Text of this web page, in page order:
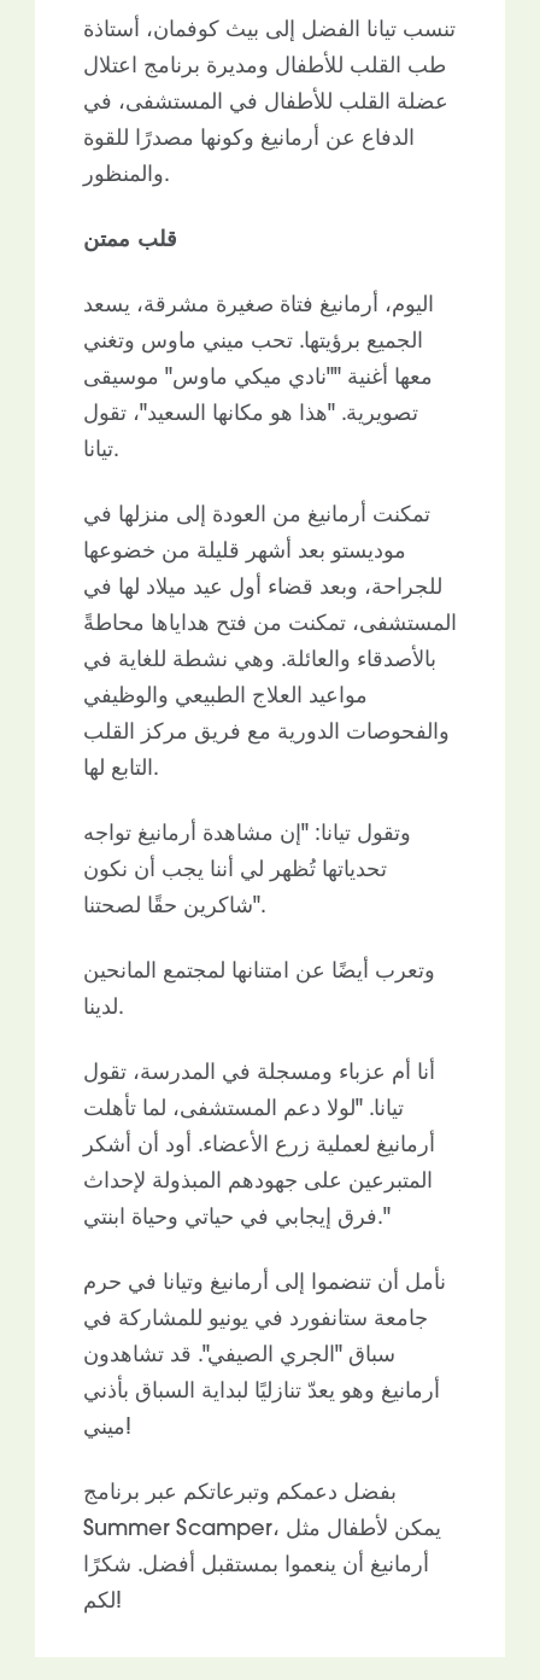
تنسب تيانا الفضل إلى بيث كوفمان، أستاذة
طب القلب للأطفال ومديرة برنامج اعتلال
عضلة القلب للأطفال في المستشفى، في
الدفاع عن أرمانيغ وكونها مصدرًا للقوة
والمنظور.
قلب ممتن
اليوم، أرمانيغ فتاة صغيرة مشرقة، يسعد
الجميع برؤيتها. تحب ميني ماوس وتغني
معها أغنية ""نادي ميكي ماوس" موسيقى
تصويرية. "هذا هو مكانها السعيد"، تقول
تيانا.
تمكنت أرمانيغ من العودة إلى منزلها في
موديستو بعد أشهر قليلة من خضوعها
للجراحة، وبعد قضاء أول عيد ميلاد لها في
المستشفى، تمكنت من فتح هداياها محاطةً
بالأصدقاء والعائلة. وهي نشطة للغاية في
مواعيد العلاج الطبيعي والوظيفي
والفحوصات الدورية مع فريق مركز القلب
التابع لها.
وتقول تيانا: "إن مشاهدة أرمانيغ تواجه
تحدياتها تُظهر لي أننا يجب أن نكون
شاكرين حقًا لصحتنا".
وتعرب أيضًا عن امتنانها لمجتمع المانحين
لدينا.
أنا أم عزباء ومسجلة في المدرسة، تقول
تيانا. "لولا دعم المستشفى، لما تأهلت
أرمانيغ لعملية زرع الأعضاء. أود أن أشكر
المتبرعين على جهودهم المبذولة لإحداث
فرق إيجابي في حياتي وحياة ابنتي."
نأمل أن تنضموا إلى أرمانيغ وتيانا في حرم
جامعة ستانفورد في يونيو للمشاركة في
سباق "الجري الصيفي". قد تشاهدون
أرمانيغ وهو يعدّ تنازليًا لبداية السباق بأذني
ميني!
بفضل دعمكم وتبرعاتكم عبر برنامج
Summer Scamper، يمكن لأطفال مثل
أرمانيغ أن ينعموا بمستقبل أفضل. شكرًا
لكم!